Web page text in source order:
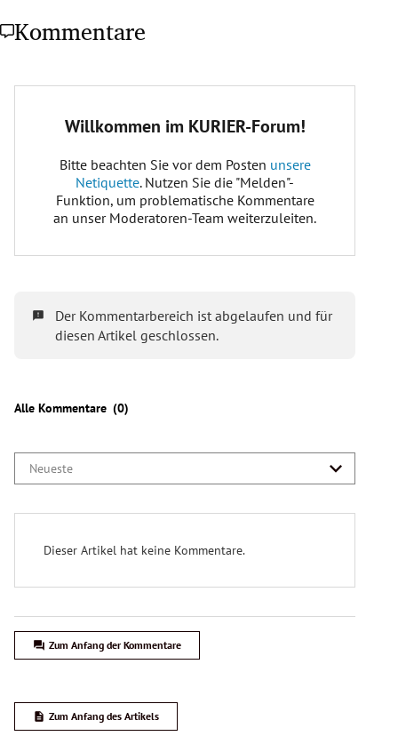
Kommentare